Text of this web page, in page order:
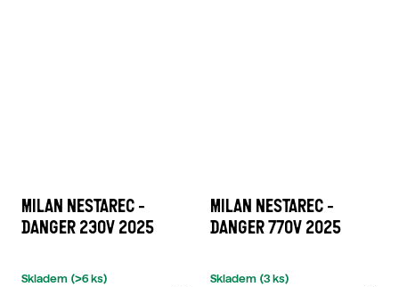
MILAN NESTAREC -
DANGER 230V 2025
Skladem (>6 ks)
MILAN NESTAREC -
DANGER 770V 2025
Skladem (3 ks)